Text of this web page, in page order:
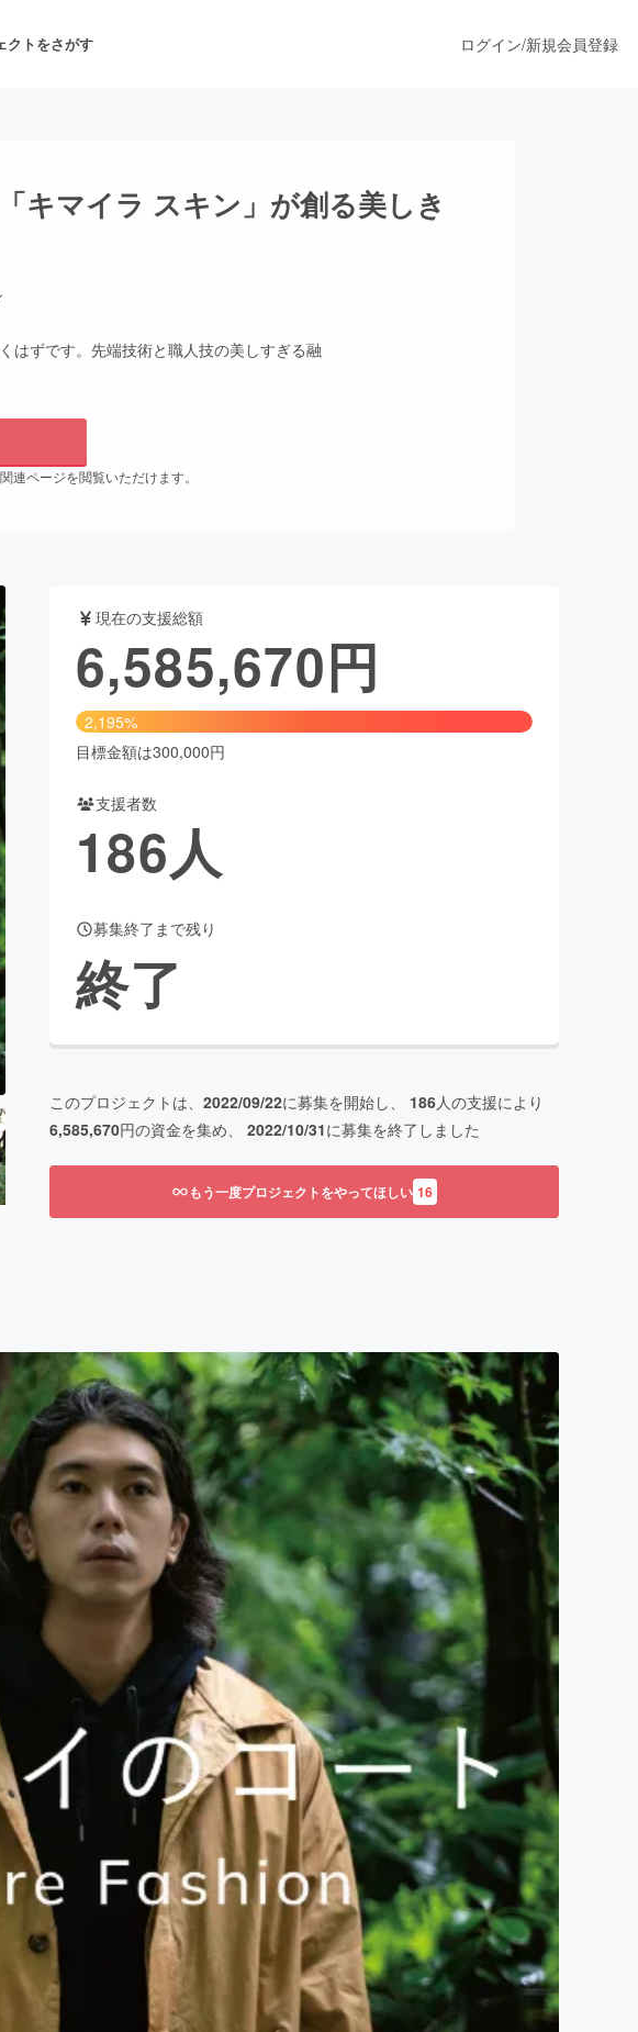
クトをさがす
近いプロジェクト
ニティ
ログイン/新規会員登録
キマイラ スキン」が創る美しき
はずです。先端技術と職人技の美しすぎる融
ページを閲覧いただけます。
現在の支援総額
6,585,670円
2,195%
目標金額は300,000円
支援者数
186人
募集終了まで残り
終了
このプロジェクトは、 2022/09/22に募集を開始し、 186人の支援により
6,585,670円の資金を集め、 2022/10/31に募集を終了しました
もう一度プロジェクトをやってほしい 16